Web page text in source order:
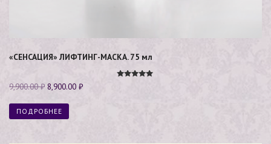
«СЕНСАЦИЯ» ЛИФТИНГ-МАСКА. 75 мл
9,900.00₽ 8,900.00 ₽
ПОДРОБНЕЕ